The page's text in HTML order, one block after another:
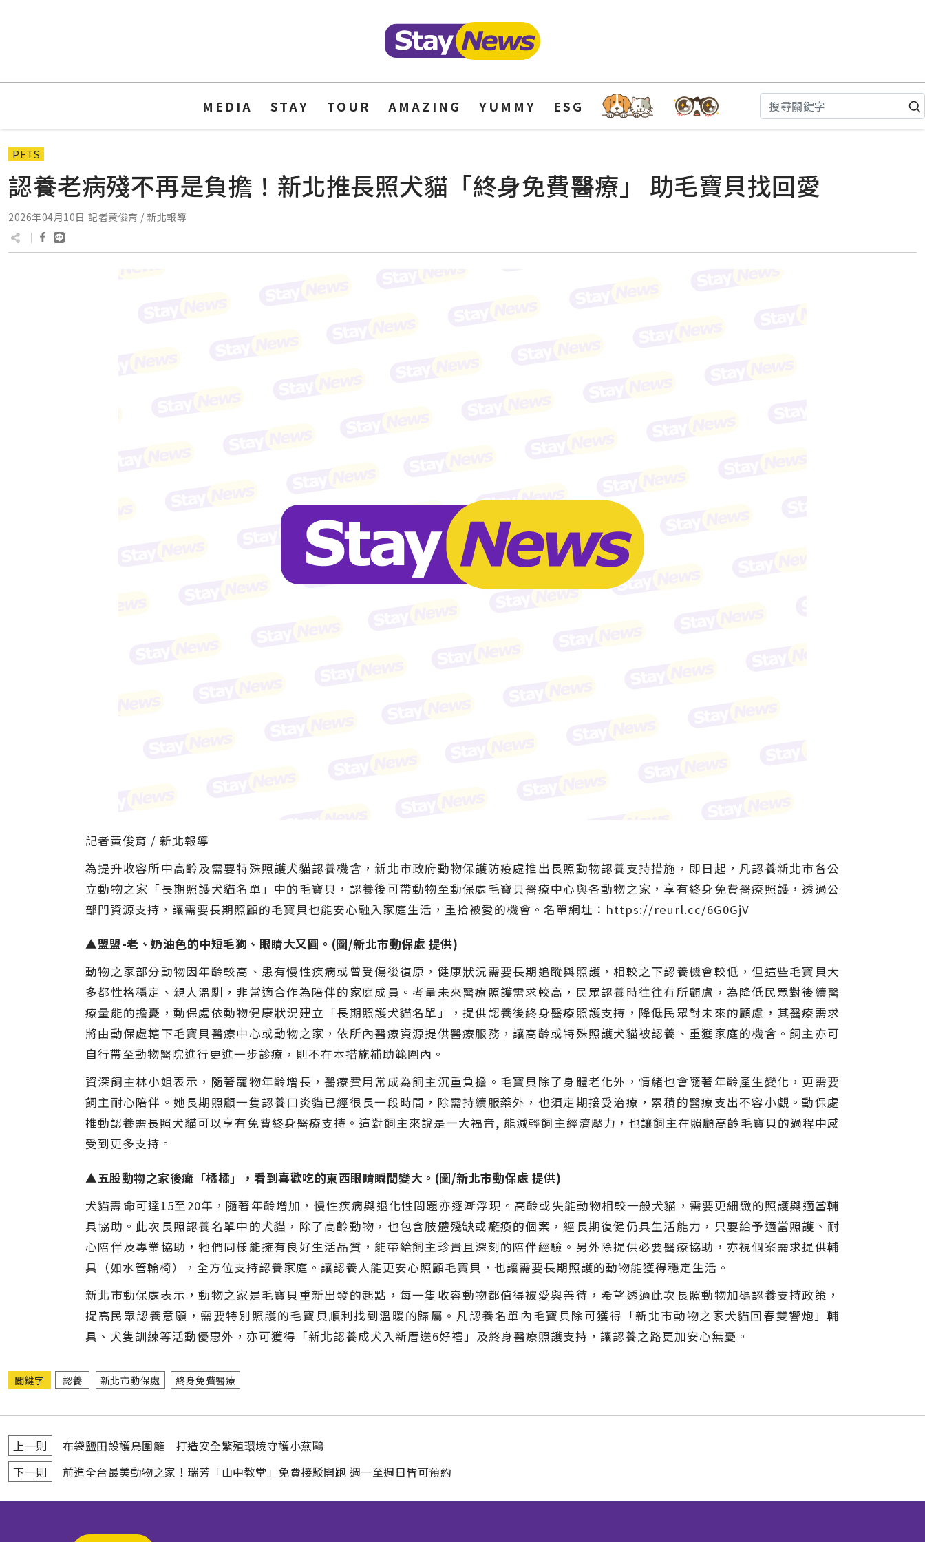
MEDIA STAY TOUR AMAZING YUMMY ESG
PETS
認養老病殘不再是負擔！新北推長照犬貓「終身免費醫療」 助毛寶貝找回愛
2026年04月10日 記者黃俊育 / 新北報導
記者黃俊育 / 新北報導
為提升收容所中高齡及需要特殊照護犬貓認養機會，新北市政府動物保護防疫處推出長照動物認養支持措施，即日起，凡認養新北市各公
立動物之家「長期照護犬貓名單」中的毛寶貝，認養後可帶動物至動保處毛寶貝醫療中心與各動物之家，享有終身免費醫療照護，透過公
部門資源支持，讓需要長期照顧的毛寶貝也能安心融入家庭生活，重拾被愛的機會。名單網址：https://reurl.cc/6G0GjV
▲盟盟-老、奶油色的中短毛狗、眼睛大又圓。(圖/新北市動保處 提供)
動物之家部分動物因年齡較高、患有慢性疾病或曾受傷後復原，健康狀況需要長期追蹤與照護，相較之下認養機會較低，但這些毛寶貝大
多都性格穩定、親人溫馴，非常適合作為陪伴的家庭成員。考量未來醫療照護需求較高，民眾認養時往往有所顧慮，為降低民眾對後續醫
療量能的擔憂，動保處依動物健康狀況建立「長期照護犬貓名單」，提供認養後終身醫療照護支持，降低民眾對未來的顧慮，其醫療需求
將由動保處轄下毛寶貝醫療中心或動物之家，依所內醫療資源提供醫療服務，讓高齡或特殊照護犬貓被認養、重獲家庭的機會。飼主亦可
自行帶至動物醫院進行更進一步診療，則不在本措施補助範圍內。
資深飼主林小姐表示，隨著寵物年齡增長，醫療費用常成為飼主沉重負擔。毛寶貝除了身體老化外，情緒也會隨著年齡產生變化，更需要
飼主耐心陪伴。她長期照顧一隻認養口炎貓已經很長一段時間，除需持續服藥外，也須定期接受治療，累積的醫療支出不容小覷。動保處
推動認養需長照犬貓可以享有免費終身醫療支持。這對飼主來說是一大福音, 能減輕飼主經濟壓力，也讓飼主在照顧高齡毛寶貝的過程中感
受到更多支持。
▲五股動物之家後癱「橘橘」，看到喜歡吃的東西眼睛瞬間變大。(圖/新北市動保處 提供)
犬貓壽命可達15至20年，隨著年齡增加，慢性疾病與退化性問題亦逐漸浮現。高齡或失能動物相較一般犬貓，需要更細緻的照護與適當輔
具協助。此次長照認養名單中的犬貓，除了高齡動物，也包含肢體殘缺或癱瘓的個案，經長期復健仍具生活能力，只要給予適當照護、耐
心陪伴及專業協助，牠們同樣能擁有良好生活品質，能帶給飼主珍貴且深刻的陪伴經驗。另外除提供必要醫療協助，亦視個案需求提供輔
具（如水管輪椅），全方位支持認養家庭。讓認養人能更安心照顧毛寶貝，也讓需要長期照護的動物能獲得穩定生活。
新北市動保處表示，動物之家是毛寶貝重新出發的起點，每一隻收容動物都值得被愛與善待，希望透過此次長照動物加碼認養支持政策，
提高民眾認養意願，需要特別照護的毛寶貝順利找到溫暖的歸屬。凡認養名單內毛寶貝除可獲得「新北市動物之家犬貓回春雙響炮」輔
具、犬隻訓練等活動優惠外，亦可獲得「新北認養成犬入新厝送6好禮」及終身醫療照護支持，讓認養之路更加安心無憂。
關鍵字 認養 新北市動保處 終身免費醫療
上一則
布袋鹽田設護鳥圍籬 打造安全繁殖環境守護小燕鷗
下一則
前進全台最美動物之家！瑞芳「山中教堂」免費接駁開跑 週一至週日皆可預約